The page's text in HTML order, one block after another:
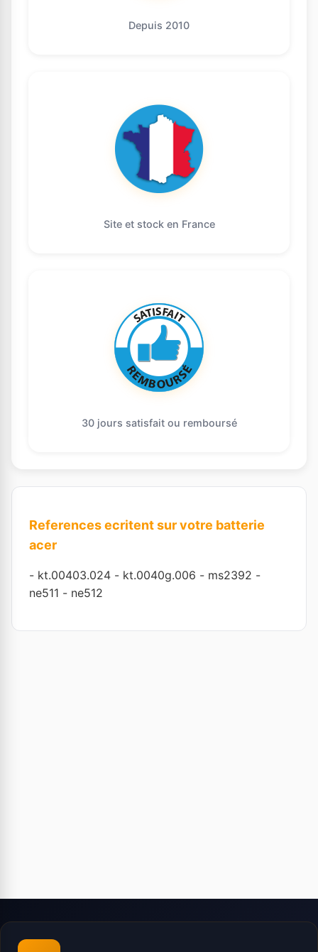
Depuis 2010
Site et stock en France
30 jours satisfait ou remboursé
References ecritent sur votre batterie
acer
- kt.00403.024 - kt.0040g.006 - ms2392 -
ne511 - ne512